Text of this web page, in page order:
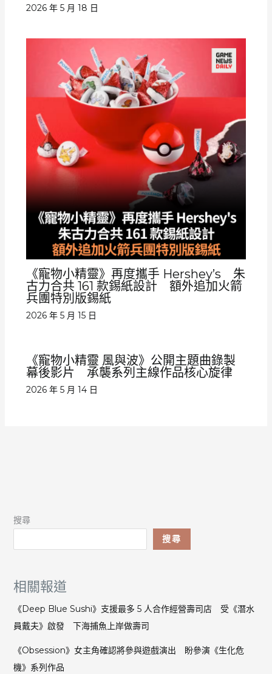
2026 年 5 月 18 日
《寵物小精靈》再度攜手 Hershey’s 朱
古力合共 161 款錫紙設計 額外追加火箭
兵團特別版錫紙
2026 年 5 月 15 日
《寵物小精靈 風與波》公開主題曲錄製
幕後影片 承襲系列主線作品核心旋律
2026 年 5 月 14 日
搜尋
搜尋
相關報道
《Deep Blue Sushi》支援最多 5 人合作經營壽司店 受《潛水
員戴夫》啟發 下海捕魚上岸做壽司
《Obsession》女主角確認將參與遊戲演出 盼參演《生化危
機》系列作品